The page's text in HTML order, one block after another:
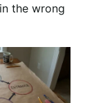
the wrong